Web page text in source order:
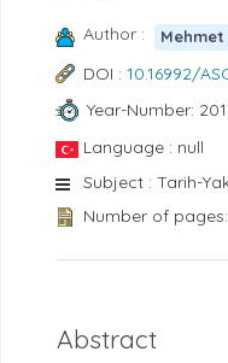
Author : Mehmet
DOI : 10.16992/
Year-Number:
Language : null
Subject : Tarih-
Number of pages:
Abstract